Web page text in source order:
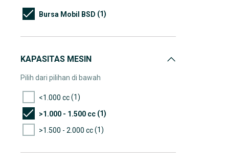
Bursa Mobil BSD (1)
KAPASITAS MESIN
Pilih dari pilihan di bawah
<1.000 cc(1)
>1.000 - 1.500 cc (1)
>1.500 - 2.000 cc(1)